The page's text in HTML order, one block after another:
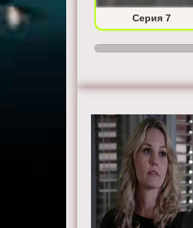
Серия 6 Серия 7